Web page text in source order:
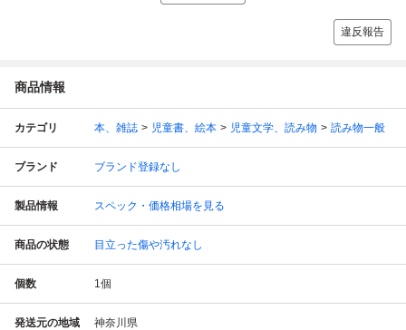
違反報告
商品情報
カテゴリ 本、雑誌 児童書、絵本 児童文学、読み物 読み物一般
ブランド ブランド登録なし
製品情報 スペック・価格相場を見る
商品の状態 目立った傷や汚れなし
個数 1個
発送元の地域 神奈川県